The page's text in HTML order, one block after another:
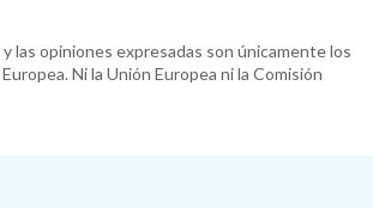
las opiniones expresadas son únicamente los
Ni la Unión Europea ni la Comisión